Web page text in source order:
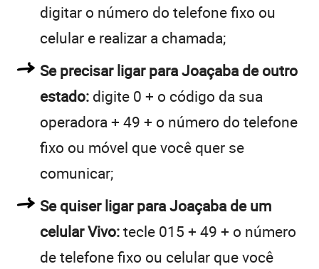
digitar o número do telefone fixo ou
celular e realizar a chamada;
Se precisar ligar para Joaçaba de outro
estado: digite 0 + o código da sua
operadora + 49 + o número do telefone
fixo ou móvel que você quer se
comunicar;
Se quiser ligar para Joaçaba de um
celular Vivo:tecle 015 + 49 + o número
de telefone fixo ou celular que você